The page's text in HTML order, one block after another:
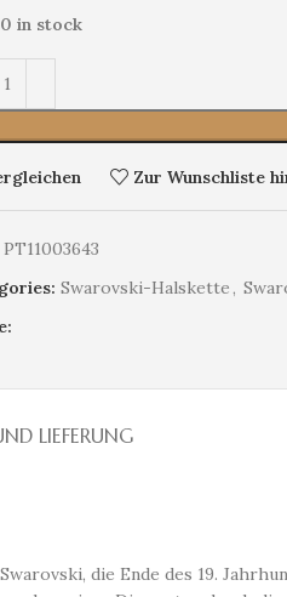
in stock
Zur Wunschliste
PT11003643
Swarovski-Halskette,
LIEFERUNG
die Ende des 19.